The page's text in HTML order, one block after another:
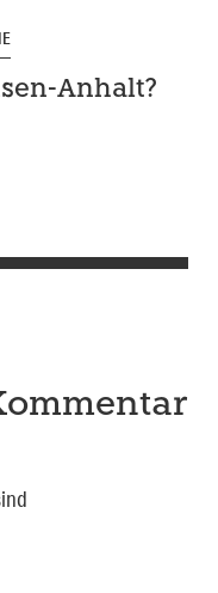
Anhalt?